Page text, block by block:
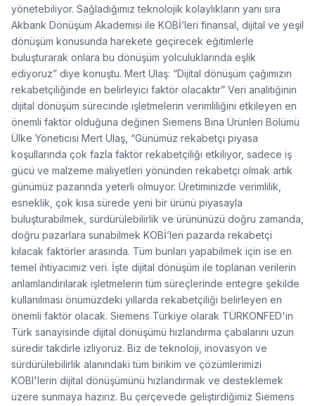
yönetebiliyor. Sağladığımız teknolojik kolaylıkların yanı sıra
Akbank Dönüşüm Akademisi ile KOBİ’leri finansal, dijital ve yeşil
dönüşüm konusunda harekete geçirecek eğitimlerle
buluşturarak onlara bu dönüşüm yolculuklarında eşlik
ediyoruz” diye konuştu. Mert Ulaş: “Dijital dönüşüm çağımızın
rekabetçiliğinde en belirleyici faktör olacaktır” Veri analitiğinin
dijital dönüşüm sürecinde işletmelerin verimliliğini etkileyen en
önemli faktör olduğuna değinen Siemens Bina Ürünleri Bölümü
Ülke Yöneticisi Mert Ulaş, “Günümüz rekabetçi piyasa
koşullarında çok fazla faktör rekabetçiliği etkiliyor, sadece iş
gücü ve malzeme maliyetleri yönünden rekabetçi olmak artık
günümüz pazarında yeterli olmuyor. Üretiminizde verimlilik,
esneklik, çok kısa sürede yeni bir ürünü piyasayla
buluşturabilmek, sürdürülebilirlik ve ürününüzü doğru zamanda,
doğru pazarlara sunabilmek KOBİ’leri pazarda rekabetçi
kılacak faktörler arasında. Tüm bunları yapabilmek için ise en
temel ihtiyacımız veri. İşte dijital dönüşüm ile toplanan verilerin
anlamlandırılarak işletmelerin tüm süreçlerinde entegre şekilde
kullanılması önümüzdeki yıllarda rekabetçiliği belirleyen en
önemli faktör olacak. Siemens Türkiye olarak TÜRKONFED'in
Türk sanayisinde dijital dönüşümü hızlandırma çabalarını uzun
süredir takdirle izliyoruz. Biz de teknoloji, inovasyon ve
sürdürülebilirlik alanındaki tüm birikim ve çözümlerimizi
KOBI'lerin dijital dönüşümünü hızlandırmak ve desteklemek
üzere sunmaya hazırız. Bu çerçevede geliştirdiğimiz Siemens